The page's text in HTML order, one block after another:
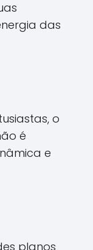
das
o
é
e
planos